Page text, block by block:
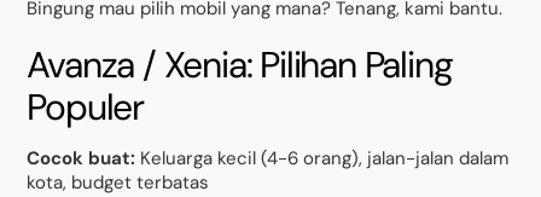
Bingung mau pilih mobil yang mana? Tenang, kami bantu.
Avanza / Xenia: Pilihan Paling
Populer
Cocok buat: Keluarga kecil (4-6 orang), jalan-jalan dalam
kota, budget terbatas